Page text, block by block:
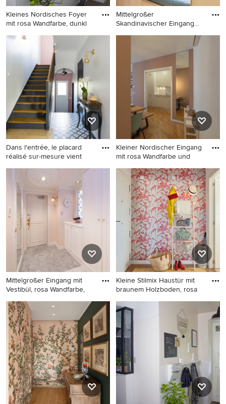
Kleines Nordisches Foyer
mit rosa Wandfarbe, dunkl
Kleines Nordisches Foyer mit
rosa Wandfarbe, dunklem
Holzboden, Einzeltür und
weißer Haustür in Sonstige
Mittelgroßer
Skandinavischer Eingang
Mittelgroßer Skandinavischer
Eingang mit Korridor und rosa
Wandfarbe in München
Dans l'entrée, le placard
réalisé sur-mesure vient
Mittelgroßer Moderner
Eingang mit rosa Wandfarbe
in Paris
Kleiner Nordischer Eingang
mit rosa Wandfarbe und
Kleiner Nordischer Eingang
mit rosa Wandfarbe und
braunem Holzboden in
Bologna
Mittelgroßer Eingang mit
Vestibül, rosa Wandfarbe,
Mittelgroßer Eingang mit
Vestibül, rosa Wandfarbe,
Marmorboden, Einzeltür und
weißer Haustür in Tokio
Kleine Stilmix Haustür mit
braunem Holzboden, rosa
Kleine Stilmix Haustür mit
braunem Holzboden, rosa
Wandfarbe, Einzeltür und
weißer Haustür in Malaga